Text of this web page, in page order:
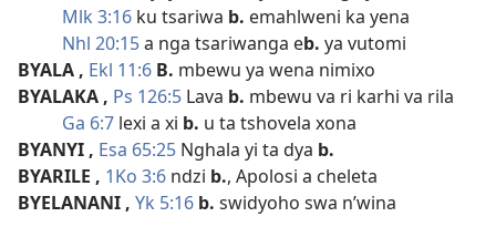
Mlk 3:16 ku tsariwa b. emahlweni ka yena
Nhl 20:15a nga tsariwanga eb. ya vutomi
BYALA , Ekl 11:6 B. mbewu ya wena nimixo
BYALAKA , Ps 126:5 Lava b. mbewu va ri karhi va rila
Ga 6:7 lexi a xi b. u ta tshovela xona
BYANYI , Esa 65:25 Nghala yi ta dya b.
BYARILE , 1Ko 3:6 ndzi b., Apolosi a cheleta
BYELANANI , Yk 5:16 b. swidyoho swa n’wina